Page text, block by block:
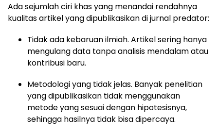
Ada sejumlah ciri khas yang menandai rendahnya
kualitas artikel yang dipublikasikan di jurnal predator:
Tidak ada kebaruan ilmiah. Artikel sering hanya
mengulang data tanpa analisis mendalam atau
kontribusi baru.
Metodologi yang tidak jelas. Banyak penelitian
yang dipublikasikan tidak menggunakan
metode yang sesuai dengan hipotesisnya,
sehingga hasilnya tidak bisa dipercaya.